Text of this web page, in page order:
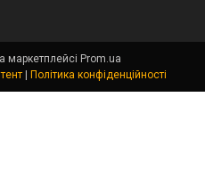
маркетплейсі Prom.ua
| Політика конфіденційності